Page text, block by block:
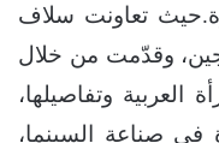
تعاونت سلاف
وقدّمت من خلال
العربية وتفاصيلها،
في صناعة السينما،